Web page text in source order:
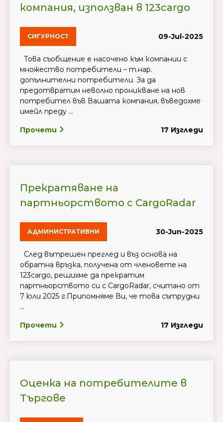
компания, използван в 123cargo
СИГУРНОСТ 09-Jul-2025
Това съобщение е насочено към компании с
множество потребители – т.нар.
допълнителни потребители. За да
предотвратим неволно проникване на нов
потребител във Вашата компания, въведохме
имейл преду ...
Прочети 17 Изгледи
Прекратяване на
партньорството с CargoRadar
АДМИНИСТРАТИВНИ 30-Jun-2025
След вътрешен преглед и въз основа на
обратна връзка, получена от членовете на
123cargo, решихме да прекратим
партньорството си с CargoRadar, считано от
7 юли 2025 г.Припомняме Ви, че това сътрудни
...
Прочети 17 Изгледи
Оценка на потребителите в
Търгове